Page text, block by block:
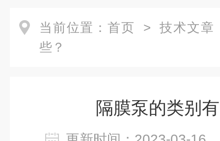
当前位置： 首页 > 技术文章
些？
隔膜泵的类别